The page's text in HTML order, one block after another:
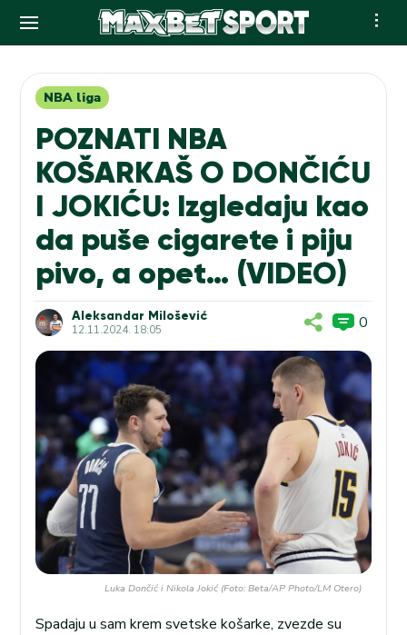
contentNBA liga
POZNATI NBA
KOŠARKAŠ O DONČIĆU
I JOKIĆU: Izgledaju kao
da puše cigarete i piju
pivo, a opet… (VIDEO)
Aleksandar Milošević
12.11.2024. 18:05 0
Luka Dončić i Nikola Jokić (Foto: Beta/AP Photo/LM Otero)
Spadaju u sam krem svetske košarke, zvezde su